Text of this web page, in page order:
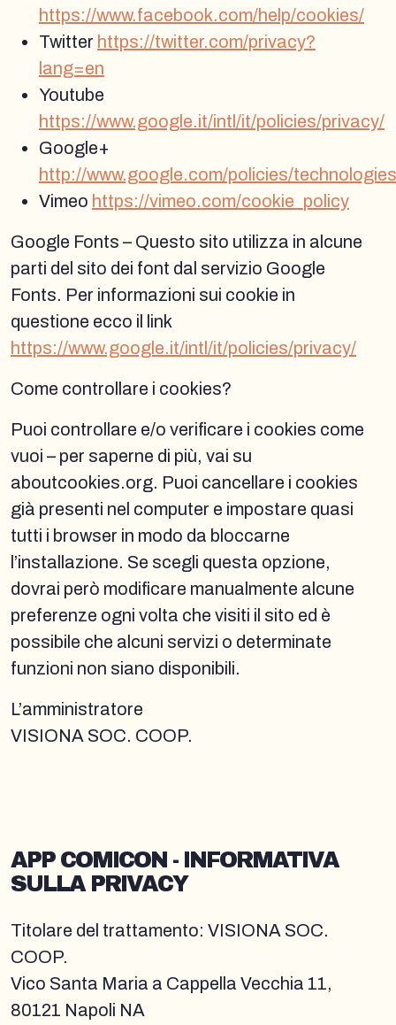
https://www.facebook.com/help/cookies/
Twitter https://twitter.com/privacy?
lang=en
Youtube
https://www.google.it/intl/it/policies/privacy/
Google+
http://www.google.com/policies/
Vimeo https://vimeo.com/cookie_policy
Google Fonts – Questo sito utilizza in alcune
parti del sito dei font dal servizio Google
Fonts. Per informazioni sui cookie in
questione ecco il link
https://www.google.it/intl/it/policies/privacy/
Come controllare i cookies?
Puoi controllare e/o verificare i cookies come
vuoi – per saperne di più, vai su
aboutcookies.org. Puoi cancellare i cookies
già presenti nel computer e impostare quasi
tutti i browser in modo da bloccarne
l’installazione. Se scegli questa opzione,
dovrai però modificare manualmente alcune
preferenze ogni volta che visiti il sito ed è
possibile che alcuni servizi o determinate
funzioni non siano disponibili.
L’amministratore
VISIONA SOC. COOP.
APP COMICON - INFORMATIVA
SULLA PRIVACY
Titolare del trattamento: VISIONA SOC.
COOP.
Vico Santa Maria a Cappella Vecchia 11,
80121 Napoli NA